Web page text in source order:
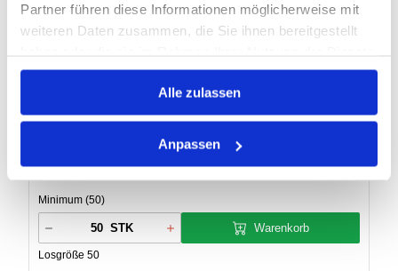
Partner führen diese Informationen möglicherweise mit
weiteren Daten zusammen, die Sie ihnen bereitgestellt
gesammelt haben.
Alle zulassen
Anpassen
Artikel Nr.: 0629994
939/M10x030 10.9
Minimum (50)
STK
Losgröße 50
Warenkorb